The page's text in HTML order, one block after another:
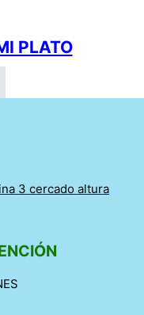
PLATO
3 cercado altura